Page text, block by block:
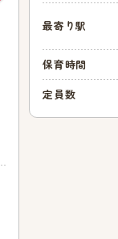
最寄り駅
保育時間
定員数